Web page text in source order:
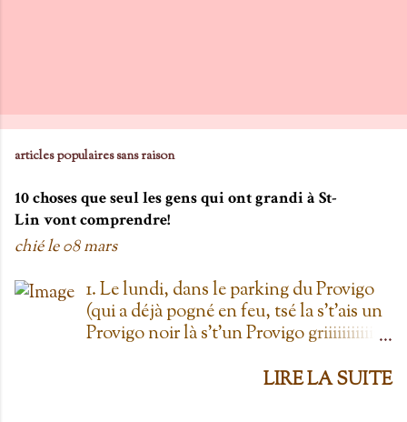
articles populaires sans raison
10 choses que seul les gens qui ont grandi à St-
Lin vont comprendre!
chié le08 mars
1. Le lundi, dans le parking du Provigo
(qui a déjà pogné en feu, tsé la s't'ais un
Provigo noir là s't'un Provigo griiiiiiiiiiis)
t'oublie qu'on est lundi mais là tu vois
LIRE LA SUITE